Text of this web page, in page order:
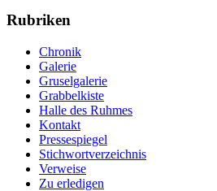
Rubriken
Chronik
Galerie
Gruselgalerie
Grabbelkiste
Halle des Ruhmes
Kontakt
Pressespiegel
Stichwortverzeichnis
Verweise
Zu erledigen